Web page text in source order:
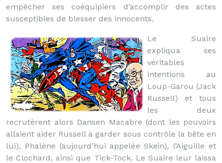
empêcher ses coéquipiers d’accomplir des actes
susceptibles de blesser des innocents.
Le Suaire
expliqua ses
véritables
intentions au
Loup-Garou (Jack
Russell) et tous
les deux
recrutèrent alors Dansen Macabre (dont les pouvoirs
allaient aider Russell à garder sous contrôle la bête en
lui), Phalène (aujourd’hui appelée Skein), l’Aiguille et
le Clochard, ainsi que Tick-Tock. Le Suaire leur laissa